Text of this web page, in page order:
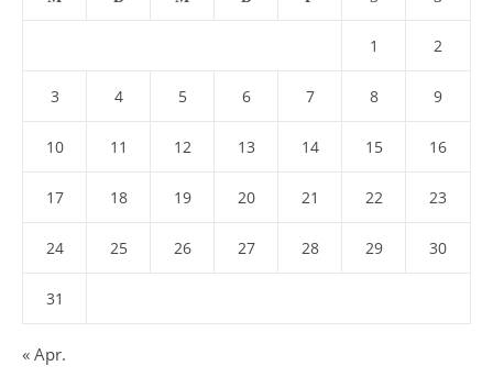
1 2
3 4 5 6 7 8 9
10 11 12 13 14 15 16
17 18 19 20 21 22 23
24 25 26 27 28 29 30
31
« Apr.